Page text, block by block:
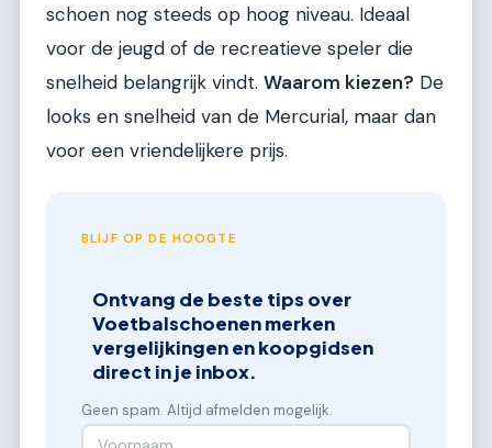
schoen nog steeds op hoog niveau. Ideaal
voor de jeugd of de recreatieve speler die
snelheid belangrijk vindt. Waarom kiezen? De
looks en snelheid van de Mercurial, maar dan
voor een vriendelijkere prijs.
BLIJF OP DE HOOGTE
Ontvang de beste tips over
Voetbalschoenen merken
vergelijkingen en koopgidsen
direct in je inbox.
Geen spam. Altijd afmelden mogelijk.